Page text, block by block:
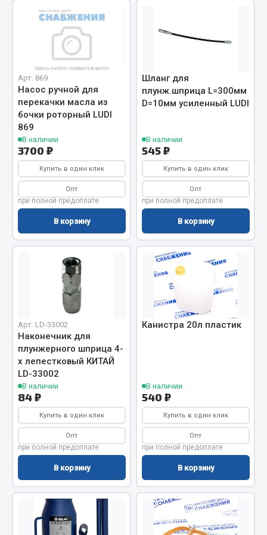
Цепи подъёмные
Весь раздел
РТИ
Кольца уплотнительные
Лента конвейерная
Манжеты
Паронит
Рукава высокого давления
Весь раздел
Автомобильная электрика
Автолампы
Блоки реле и предохранителей
Вилки нагрузочные
Выключатели и переключатели клавишные
Выключатели кнопочные
Выключатель массы
Изолента
Показать ещё
Весь раздел
Арт. 869
Насос ручной для
перекачки масла из
бочки роторный LUDI
869
В наличии
3700 ₽
Купить в один клик
Опт
при полной предоплате
В корзину
Шланг для
плунж.шприца L=300мм
D=10мм усиленный LUDI
В наличии
545 ₽
Купить в один клик
Опт
при полной предоплате
В корзину
Арт. LD-33002
Наконечник для
плунжерного шприца 4-
х лепестковый КИТАЙ
LD-33002
В наличии
84 ₽
Купить в один клик
Опт
при полной предоплате
В корзину
Канистра 20л пластик
В наличии
540 ₽
Купить в один клик
Опт
при полной предоплате
В корзину